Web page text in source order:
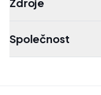
Společnost